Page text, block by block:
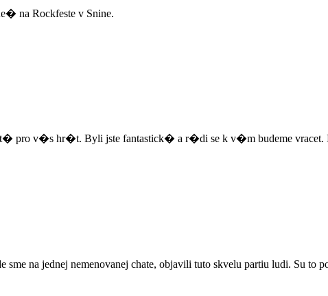
na Rockfeste v Snine.
v�s hr�t. Byli jste fantastick� a r�di se k v�m budeme vracet.
na jednej nemenovanej chate, objavili tuto skvelu partiu ludi. Su to